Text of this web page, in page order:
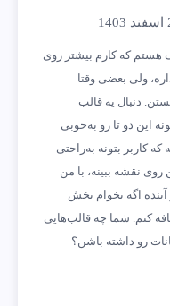
که کارم بیشتر روی
ولی بعضی وقتا
دنبال یه قالب
این دو تا رو به‌خوبی
کاربر بتونه به‌راحتی
روی نقشه ببینه، با من
اگه بخوام بخش
کنم. شما چه قالب‌هایی
رو داشته باشن؟